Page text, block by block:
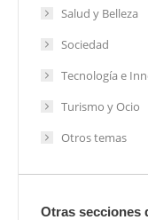
Salud y Belleza
Sociedad
Tecnología e
Turismo y Ocio
Otros temas
Otras secciones